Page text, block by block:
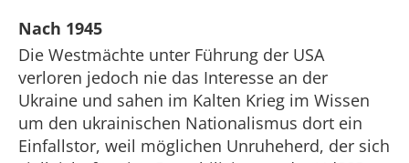
Nach 1945
Die Westmächte unter Führung der USA
verloren jedoch nie das Interesse an der
Ukraine und sahen im Kalten Krieg im Wissen
um den ukrainischen Nationalismus dort ein
Einfallstor, weil möglichen Unruheherd, der sich